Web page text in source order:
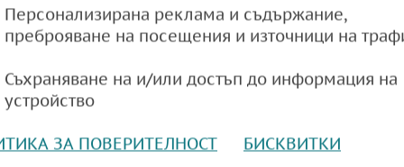
глоба от 12,2 млн. евро на JP Morgan
Персонализирана реклама и съдържание,
преброяване на посещения и източници на
Съхраняване на и/или достъп до информация на
устройство
ЗА ПОВЕРИТЕЛНОСТ БИСКВИТКИ